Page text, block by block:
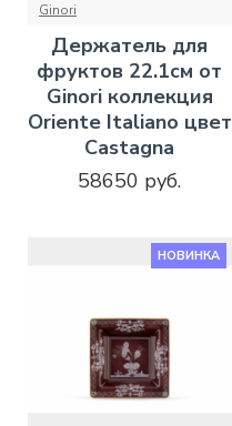
Ginori
Держатель для
фруктов 22.1см от
Ginori коллекция
Oriente Italiano цвет
Castagna
58650 руб.
НОВИНКА